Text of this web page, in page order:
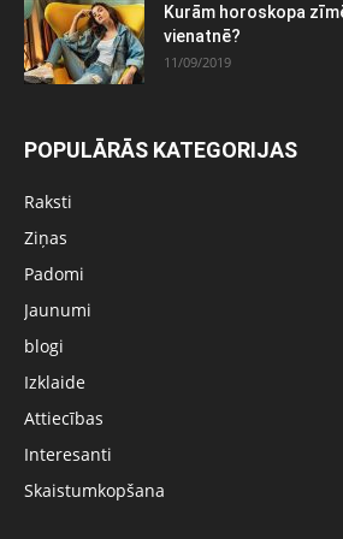
Kurām horoskopa
vienatnē?
11/09/2019
POPULĀRĀS KATEGORIJAS
Raksti
Ziņas
Padomi
Jaunumi
blogi
Izklaide
Attiecības
Interesanti
Skaistumkopšana